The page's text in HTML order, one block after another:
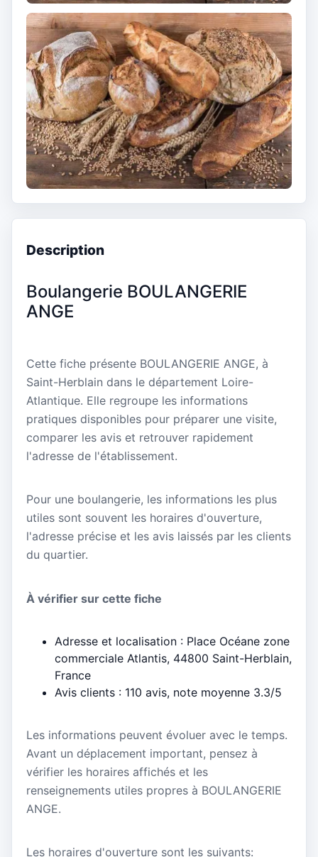
Description
Boulangerie BOULANGERIE
ANGE
Cette fiche présente BOULANGERIE ANGE, à
Saint-Herblain dans le département Loire-
Atlantique. Elle regroupe les informations
pratiques disponibles pour préparer une visite,
comparer les avis et retrouver rapidement
l'adresse de l'établissement.
Pour une boulangerie, les informations les plus
utiles sont souvent les horaires d'ouverture,
l'adresse précise et les avis laissés par les clients
du quartier.
À vérifier sur cette fiche
Adresse et localisation : Place Océane zone
commerciale Atlantis, 44800 Saint-Herblain,
France
Avis clients : 110 avis, note moyenne 3.3/5
Les informations peuvent évoluer avec le temps.
Avant un déplacement important, pensez à
vérifier les horaires affichés et les
renseignements utiles propres à BOULANGERIE
ANGE.
Les horaires d'ouverture sont les suivants: